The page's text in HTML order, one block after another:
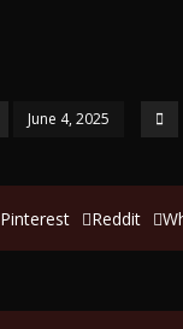
June 4, 2025
Pinterest Reddit